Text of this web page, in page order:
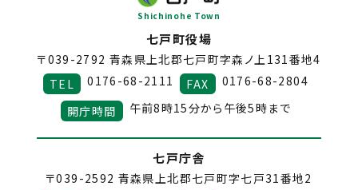
Shichinohe Town
七戸町役場
〒039-2792 青森県上北郡七戸町字森ノ上131番地4
TEL
0176-68-2111 FAX
0176-68-2804
開庁時間
午前8時15分から午後5時まで
七戸庁舎
〒039-2592 青森県上北郡七戸町字七戸31番地2